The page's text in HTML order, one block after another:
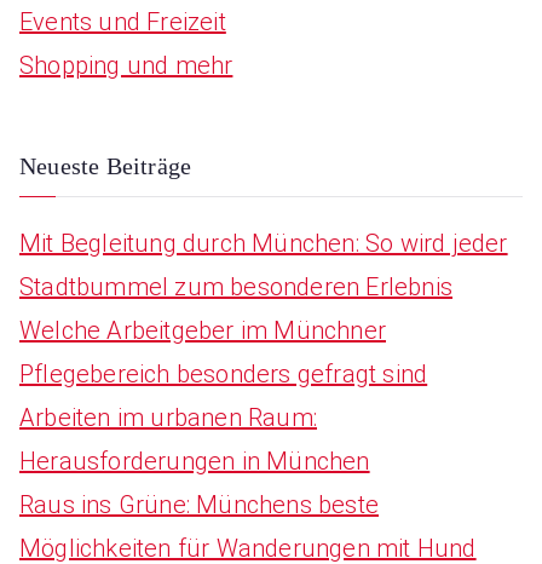
Events und Freizeit
Shopping und mehr
Neueste Beiträge
Mit Begleitung durch München: So wird jeder
Stadtbummel zum besonderen Erlebnis
Welche Arbeitgeber im Münchner
Pflegebereich besonders gefragt sind
Arbeiten im urbanen Raum:
Herausforderungen in München
Raus ins Grüne: Münchens beste
Möglichkeiten für Wanderungen mit Hund